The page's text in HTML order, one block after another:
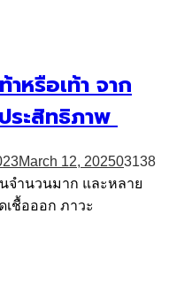
หรือเท้า จาก
ระสิทธิภาพ
March 12, 202503138
จำนวนมาก และหลาย
เชื้อออก ภาวะ